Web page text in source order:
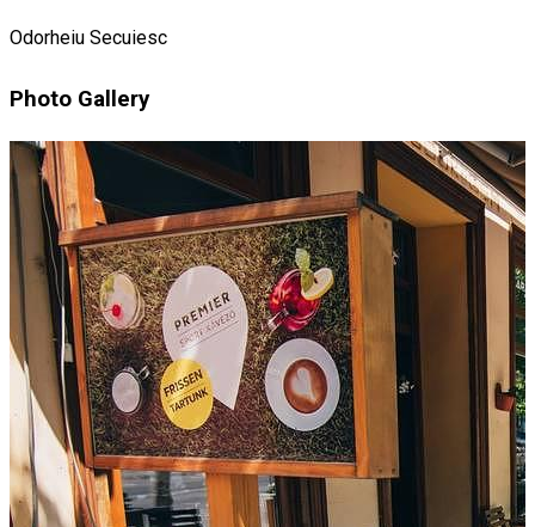
Odorheiu Secuiesc
Photo Gallery